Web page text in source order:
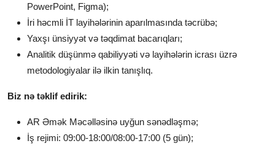
PowerPoint, Figma);
İri həcmli İT layihələrinin aparılmasında təcrübə;
Yaxşı ünsiyyət və təqdimat bacarıqları;
Analitik düşünmə qabiliyyəti və layihələrin icrası üzrə
metodologiyalar ilə ilkin tanışlıq.
Biz nə təklif edirik:
AR Əmək Məcəlləsinə uyğun sənədləşmə;
İş rejimi: 09:00-18:00/08:00-17:00 (5 gün);